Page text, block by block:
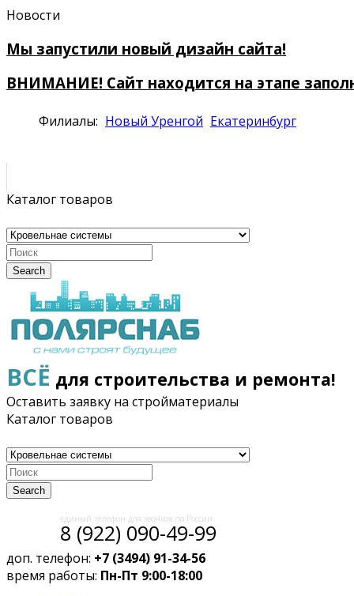
Новости
Мы запустили новый дизайн сайта!
ВНИМАНИЕ! Сайт находится на этапе
Филиалы: Новый Уренгой Екатеринбург
Каталог товаров
Search
ВСЁ для строительства и ремонта!
Оставить заявку на стройматериалы
Каталог товаров
Search
единый телефон для звонков по России:
8 (922) 090-49-99
доп. телефон: +7 (3494) 91-34-56
время работы: Пн-Пт 9:00-18:00